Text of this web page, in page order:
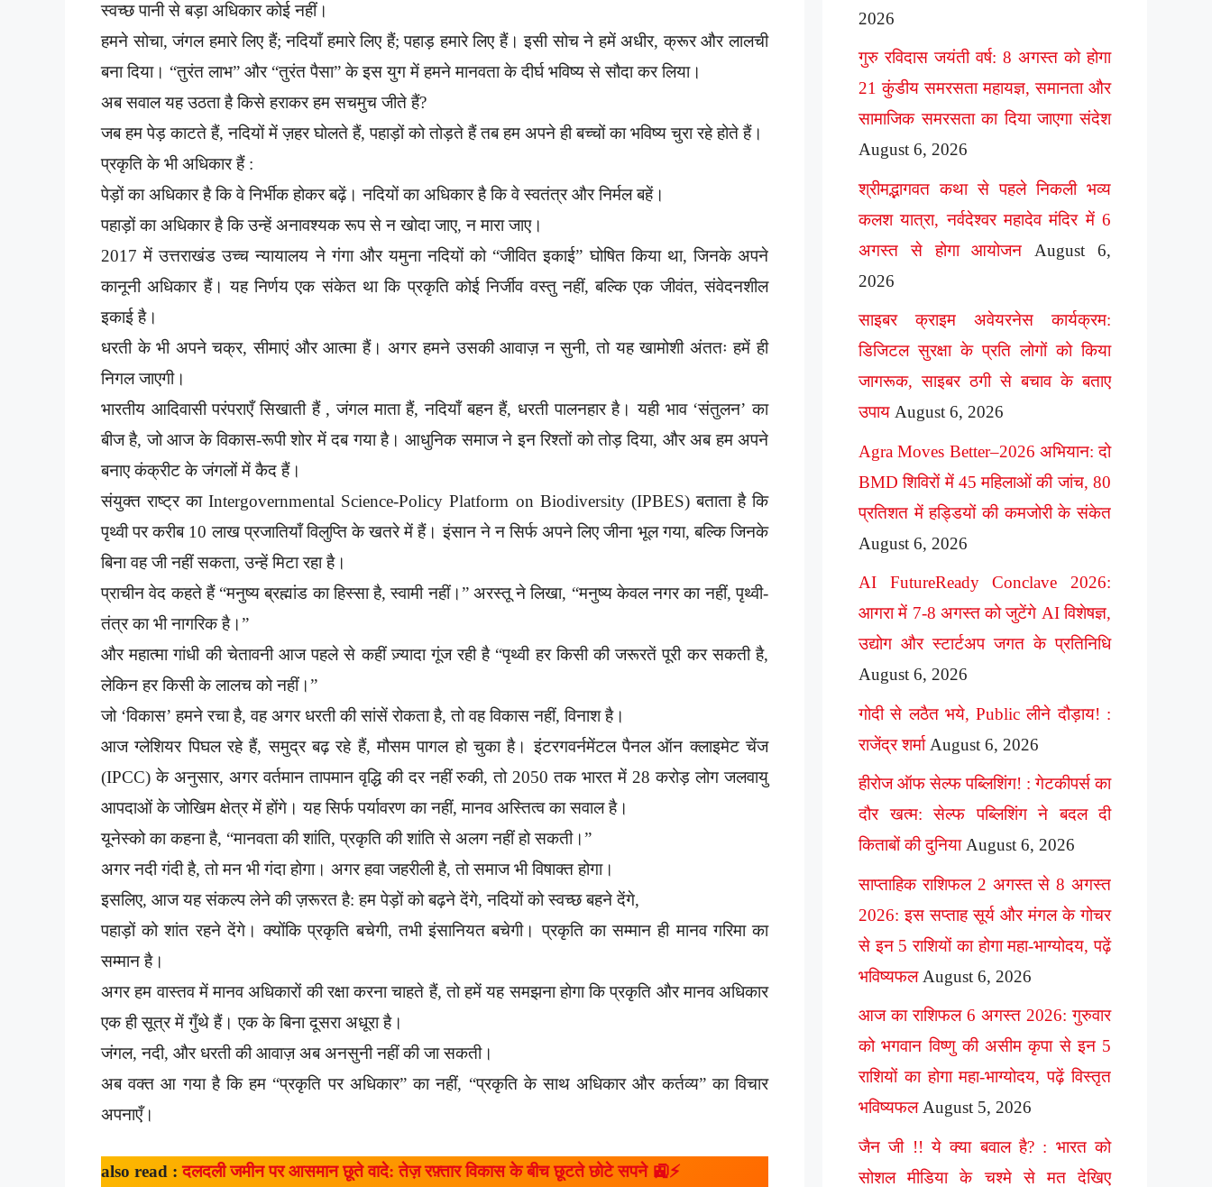
स्वच्छ पानी से बड़ा अधिकार कोई नहीं।
हमने सोचा, जंगल हमारे लिए हैं; नदियाँ हमारे लिए हैं; पहाड़ हमारे लिए हैं। इसी सोच ने हमें अधीर, क्रूर और लालची
बना दिया। “तुरंत लाभ” और “तुरंत पैसा” के इस युग में हमने मानवता के दीर्घ भविष्य से सौदा कर लिया।
अब सवाल यह उठता है किसे हराकर हम सचमुच जीते हैं?
जब हम पेड़ काटते हैं, नदियों में ज़हर घोलते हैं, पहाड़ों को तोड़ते हैं तब हम अपने ही बच्चों का भविष्य चुरा रहे होते हैं।
प्रकृति के भी अधिकार हैं :
पेड़ों का अधिकार है कि वे निर्भीक होकर बढ़ें। नदियों का अधिकार है कि वे स्वतंत्र और निर्मल बहें।
पहाड़ों का अधिकार है कि उन्हें अनावश्यक रूप से न खोदा जाए, न मारा जाए।
2017 में उत्तराखंड उच्च न्यायालय ने गंगा और यमुना नदियों को “जीवित इकाई” घोषित किया था, जिनके अपने
कानूनी अधिकार हैं। यह निर्णय एक संकेत था कि प्रकृति कोई निर्जीव वस्तु नहीं, बल्कि एक जीवंत, संवेदनशील
इकाई है।
धरती के भी अपने चक्र, सीमाएं और आत्मा हैं। अगर हमने उसकी आवाज़ न सुनी, तो यह खामोशी अंततः हमें ही
निगल जाएगी।
भारतीय आदिवासी परंपराएँ सिखाती हैं , जंगल माता हैं, नदियाँ बहन हैं, धरती पालनहार है। यही भाव ‘संतुलन’ का
बीज है, जो आज के विकास-रूपी शोर में दब गया है। आधुनिक समाज ने इन रिश्तों को तोड़ दिया, और अब हम अपने
बनाए कंक्रीट के जंगलों में कैद हैं।
संयुक्त राष्ट्र का Intergovernmental Science-Policy Platform on Biodiversity (IPBES) बताता है कि
पृथ्वी पर करीब 10 लाख प्रजातियाँ विलुप्ति के खतरे में हैं। इंसान ने न सिर्फ अपने लिए जीना भूल गया, बल्कि जिनके
बिना वह जी नहीं सकता, उन्हें मिटा रहा है।
प्राचीन वेद कहते हैं “मनुष्य ब्रह्मांड का हिस्सा है, स्वामी नहीं।” अरस्तू ने लिखा, “मनुष्य केवल नगर का नहीं, पृथ्वी-
तंत्र का भी नागरिक है।”
और महात्मा गांधी की चेतावनी आज पहले से कहीं ज़्यादा गूंज रही है “पृथ्वी हर किसी की जरूरतें पूरी कर सकती है,
लेकिन हर किसी के लालच को नहीं।”
जो ‘विकास’ हमने रचा है, वह अगर धरती की सांसें रोकता है, तो वह विकास नहीं, विनाश है।
आज ग्लेशियर पिघल रहे हैं, समुद्र बढ़ रहे हैं, मौसम पागल हो चुका है। इंटरगवर्नमेंटल पैनल ऑन क्लाइमेट चेंज
(IPCC) के अनुसार, अगर वर्तमान तापमान वृद्धि की दर नहीं रुकी, तो 2050 तक भारत में 28 करोड़ लोग जलवायु
आपदाओं के जोखिम क्षेत्र में होंगे। यह सिर्फ पर्यावरण का नहीं, मानव अस्तित्व का सवाल है।
यूनेस्को का कहना है, “मानवता की शांति, प्रकृति की शांति से अलग नहीं हो सकती।”
अगर नदी गंदी है, तो मन भी गंदा होगा। अगर हवा जहरीली है, तो समाज भी विषाक्त होगा।
इसलिए, आज यह संकल्प लेने की ज़रूरत है: हम पेड़ों को बढ़ने देंगे, नदियों को स्वच्छ बहने देंगे,
पहाड़ों को शांत रहने देंगे। क्योंकि प्रकृति बचेगी, तभी इंसानियत बचेगी। प्रकृति का सम्मान ही मानव गरिमा का
सम्मान है।
अगर हम वास्तव में मानव अधिकारों की रक्षा करना चाहते हैं, तो हमें यह समझना होगा कि प्रकृति और मानव अधिकार
एक ही सूत्र में गुँथे हैं। एक के बिना दूसरा अधूरा है।
जंगल, नदी, और धरती की आवाज़ अब अनसुनी नहीं की जा सकती।
अब वक्त आ गया है कि हम “प्रकृति पर अधिकार” का नहीं, “प्रकृति के साथ अधिकार और कर्तव्य” का विचार
अपनाएँ।
also read :दलदली जमीन पर आसमान छूते वादे: तेज़ रफ़्तार विकास के बीच छूटते छोटे सपने 🚉⚡
2026
गुरु रविदास जयंती वर्ष: 8 अगस्त को होगा
21 कुंडीय समरसता महायज्ञ, समानता और
सामाजिक समरसता का दिया जाएगा संदेश
August 6, 2026
श्रीमद्भागवत कथा से पहले निकली भव्य
कलश यात्रा, नर्वदेश्वर महादेव मंदिर में 6
अगस्त से होगा आयोजन
August 6,
2026
साइबर क्राइम अवेयरनेस कार्यक्रम:
डिजिटल सुरक्षा के प्रति लोगों को किया
जागरूक, साइबर ठगी से बचाव के बताए
उपाय August 6, 2026
Agra Moves Better–2026 अभियान: दो
BMD शिविरों में 45 महिलाओं की जांच, 80
प्रतिशत में हड्डियों की कमजोरी के संकेत
August 6, 2026
AI FutureReady Conclave 2026:
आगरा में 7-8 अगस्त को जुटेंगे AI विशेषज्ञ,
उद्योग और स्टार्टअप जगत के प्रतिनिधि
August 6, 2026
गोदी से लठैत भये, Public लीने दौड़ाय! :
राजेंद्र शर्मा August 6, 2026
हीरोज ऑफ सेल्फ पब्लिशिंग! : गेटकीपर्स का
दौर खत्म: सेल्फ पब्लिशिंग ने बदल दी
किताबों की दुनिया August 6, 2026
साप्ताहिक राशिफल 2 अगस्त से 8 अगस्त
2026: इस सप्ताह सूर्य और मंगल के गोचर
से इन 5 राशियों का होगा महा-भाग्योदय, पढ़ें
भविष्यफल August 6, 2026
आज का राशिफल 6 अगस्त 2026: गुरुवार
को भगवान विष्णु की असीम कृपा से इन 5
राशियों का होगा महा-भाग्योदय, पढ़ें विस्तृत
भविष्यफल August 5, 2026
जैन जी !! ये क्या बवाल है? : भारत को
सोशल मीडिया के चश्मे से मत देखिए